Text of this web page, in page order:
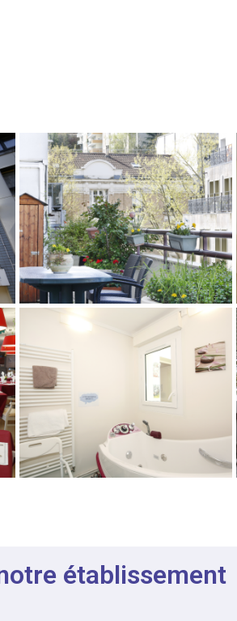
établissement